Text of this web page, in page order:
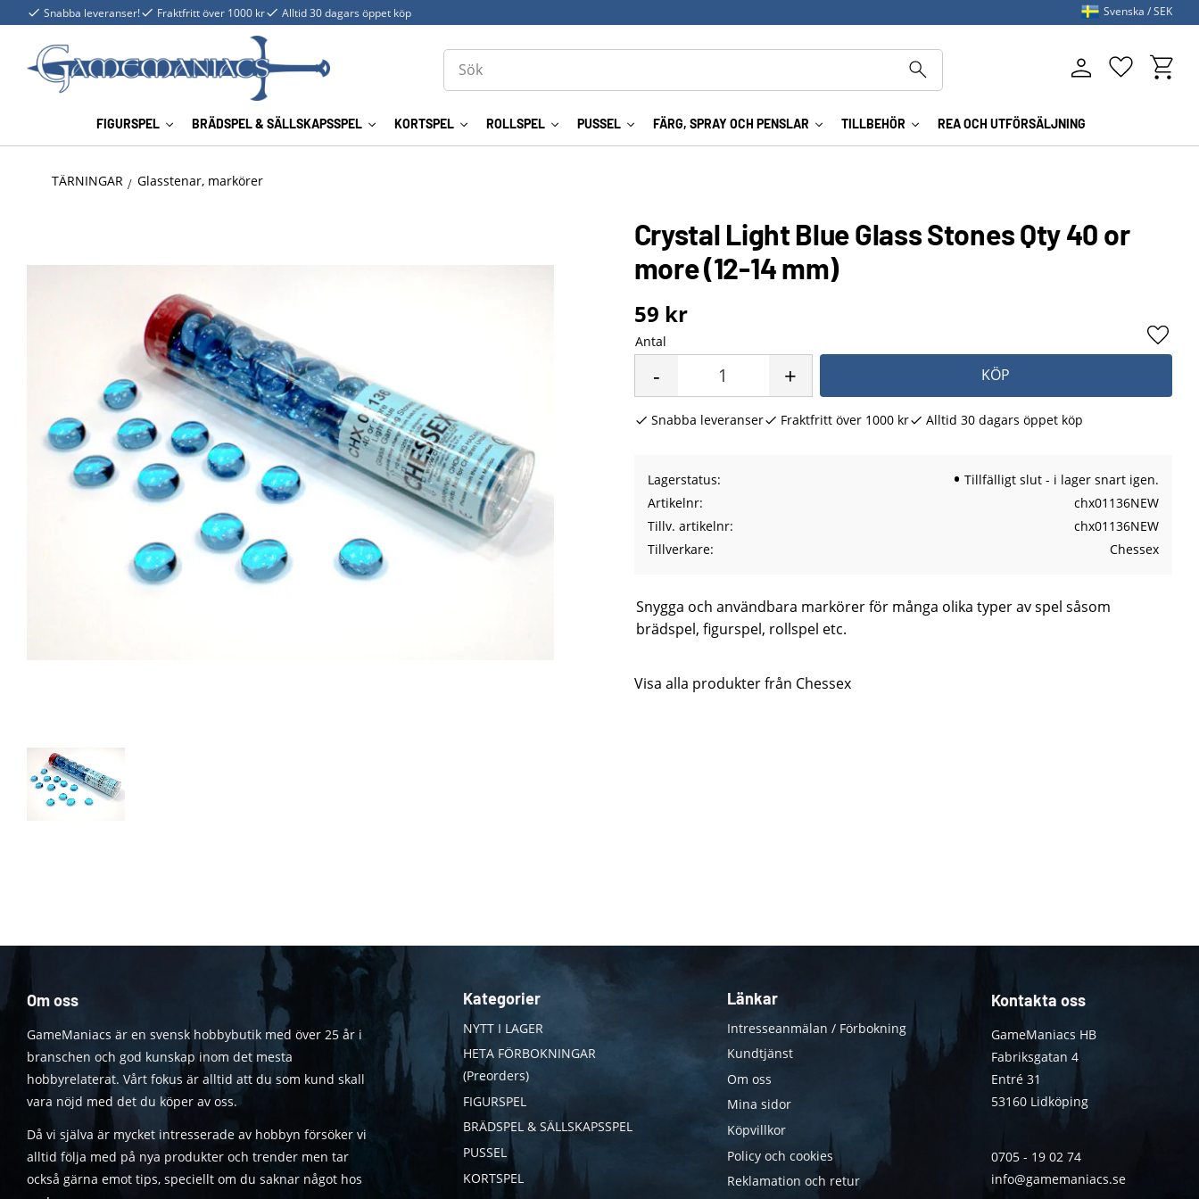
Snabba leveranser! Fraktfritt över 1000 kr Alltid 30 dagars öppet köp
FIGURSPEL BRÄDSPEL & SÄLLSKAPSSPEL KORTSPEL ROLLSPEL PUSSEL FÄRG, SPRAY OCH PENSLAR TILLBEHÖR REA OCH UTFÖRSÄLJNING
Favoriter
Svenska SEK
TÄRNINGAR Glasstenar, markörer
Crystal Light Blue Glass Stones Qty 40 or
more (12-14 mm)
59 kr
Antal
+
- KÖP
Lägg
Snabba leveranser Fraktfritt över 1000 kr Alltid 30 dagars öppet köp
Lagerstatus
Tillfälligt slut - i lager snart igen.
Artikelnr
chx01136NEW
Tillv. artikelnr
chx01136NEW
Tillverkare
Chessex
Snygga och användbara markörer för många olika typer av spel såsom
brädspel, figurspel, rollspel etc.
Visa alla produkter från Chessex
Om oss
GameManiacs är en svensk hobbybutik med över 25 år i
branschen och god kunskap inom det mesta
hobbyrelaterat. Vårt fokus är alltid att du som kund skall
vara nöjd med det du köper av oss.
Då vi själva är mycket intresserade av hobbyn försöker vi
alltid följa med på nya produkter och trender men tar
också gärna emot tips, speciellt om du saknar något hos
Kategorier
NYTT I LAGER
HETA FÖRBOKNINGAR
(Preorders)
FIGURSPEL
BRÄDSPEL & SÄLLSKAPSSPEL
PUSSEL
KORTSPEL
Länkar
Intresseanmälan / Förbokning
Kundtjänst
Om oss
Mina sidor
Köpvillkor
Policy och cookies
Reklamation och retur
Kontakta oss
GameManiacs HB
Fabriksgatan 4
Entré 31
53160 Lidköping
0705 - 19 02 74
info@gamemaniacs.se